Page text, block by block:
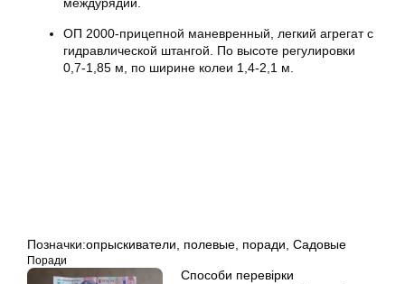
ОП 2000-прицепной маневренный, легкий агрегат с
гидравлической штангой. По высоте регулировки
0,7-1,85 м, по ширине колеи 1,4-2,1 м.
Позначки:опрыскиватели полевые поради Садовые
Поради
Способи перевірки